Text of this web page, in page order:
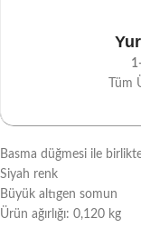
Tüm
Basma düğmesi ile
Siyah renk
Büyük altıgen somun
Ürün ağırlığı: 0,120 kg